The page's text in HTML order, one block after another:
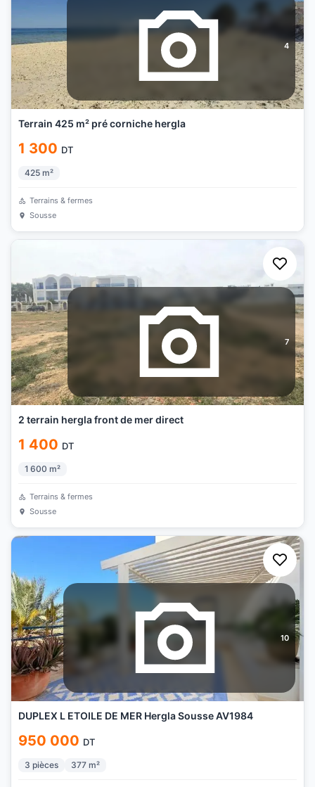
4
Terrain 425 m² pré corniche hergla
1 300 DT
425 m²
Terrains & fermes
Sousse
7
2 terrain hergla front de mer direct
1 400 DT
1 600 m²
Terrains & fermes
Sousse
10
DUPLEX L ETOILE DE MER Hergla Sousse AV1984
950 000 DT
3 pièces 377 m²